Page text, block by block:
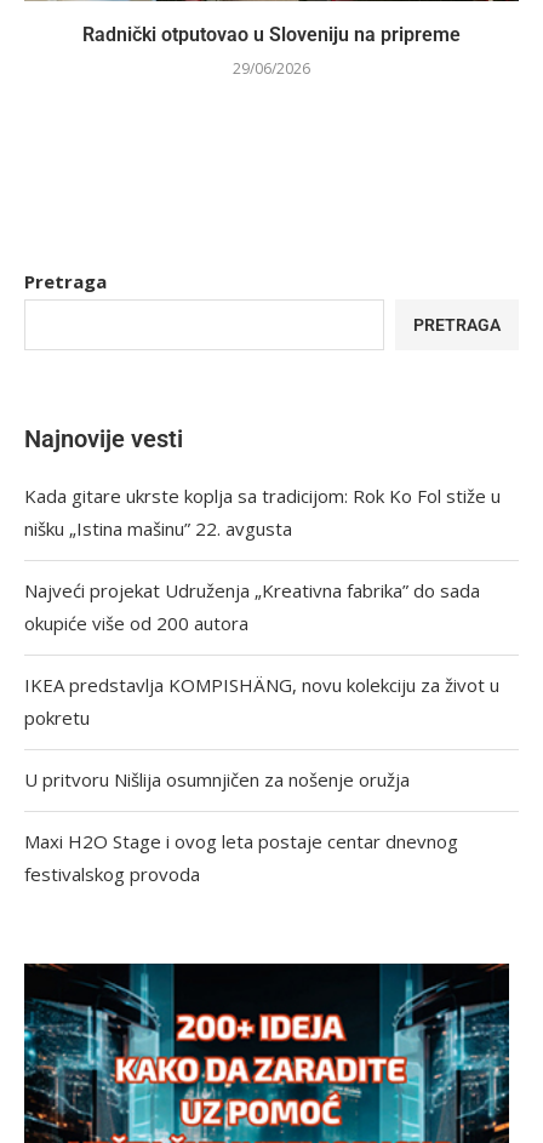
Radnički otputovao u Sloveniju na pripreme
29/06/2026
Pretraga
PRETRAGA
Najnovije vesti
Kada gitare ukrste koplja sa tradicijom: Rok Ko Fol stiže u
nišku „Istina mašinu” 22. avgusta
Najveći projekat Udruženja „Kreativna fabrika” do sada
okupiće više od 200 autora
IKEA predstavlja KOMPISHÄNG, novu kolekciju za život u
pokretu
U pritvoru Nišlija osumnjičen za nošenje oružja
Maxi H2O Stage i ovog leta postaje centar dnevnog
festivalskog provoda